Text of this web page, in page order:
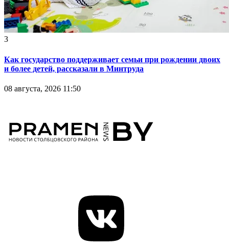
3
Как государство поддерживает семьи при рождении двоих
и более детей, рассказали в Минтруда
08 августа, 2026 11:50